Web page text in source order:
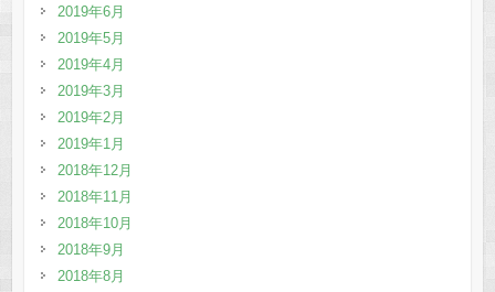
2019年6月
2019年5月
2019年4月
2019年3月
2019年2月
2019年1月
2018年12月
2018年11月
2018年10月
2018年9月
2018年8月